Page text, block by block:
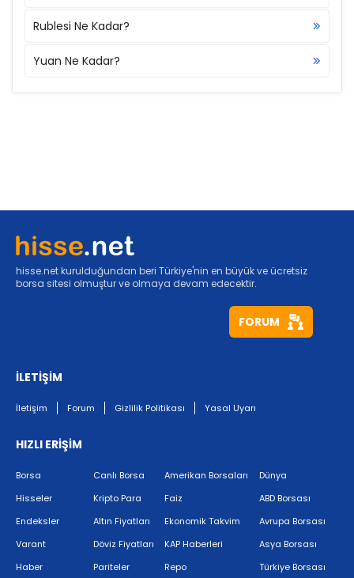
Rublesi Ne Kadar?
Yuan Ne Kadar?
hisse.net kurulduğundan beri Türkiye'nin en büyük ve ücretsiz
borsa sitesi olmuştur ve olmaya devam edecektir.
FORUM
İLETİŞİM
İletişim Forum Gizlilik Politikası Yasal Uyarı
HIZLI ERİŞİM
Borsa
Hisseler
Endeksler
Varant
Haber
Canlı Borsa
Kripto Para
Altın Fiyatları
Döviz Fiyatları
Pariteler
Amerikan Borsaları
Faiz
Ekonomik Takvim
KAP Haberleri
Repo
Dünya
ABD Borsası
Avrupa Borsası
Asya Borsası
Türkiye Borsası